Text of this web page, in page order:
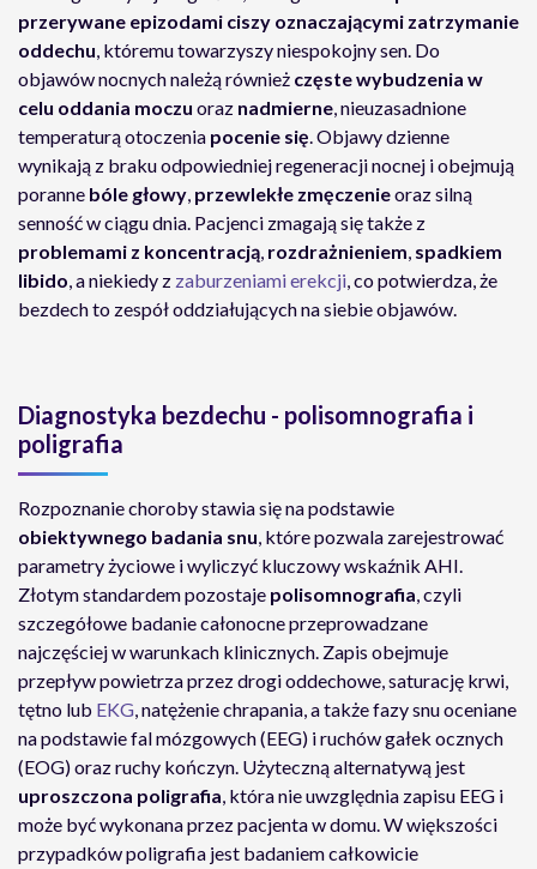
przerywane epizodami ciszy oznaczającymi zatrzymanie
oddechu, któremu towarzyszy niespokojny sen. Do
objawów nocnych należą również częste wybudzenia w
celu oddania moczu oraz nadmierne, nieuzasadnione
temperaturą otoczenia pocenie się. Objawy dzienne
wynikają z braku odpowiedniej regeneracji nocnej i obejmują
poranne bóle głowy, przewlekłe zmęczenieoraz silną
senność w ciągu dnia. Pacjenci zmagają się także z
problemami z koncentracją, rozdrażnieniem, spadkiem
libido, a niekiedy z zaburzeniami erekcji, co potwierdza, że
bezdech to zespół oddziałujących na siebie objawów.
Diagnostyka bezdechu - polisomnografia i
poligrafia
Rozpoznanie choroby stawia się na podstawie
obiektywnego badania snu, które pozwala zarejestrować
parametry życiowe i wyliczyć kluczowy wskaźnik AHI.
Złotym standardem pozostaje polisomnografia, czyli
szczegółowe badanie całonocne przeprowadzane
najczęściej w warunkach klinicznych. Zapis obejmuje
przepływ powietrza przez drogi oddechowe, saturację krwi,
tętno lub EKG, natężenie chrapania, a także fazy snu oceniane
na podstawie fal mózgowych (EEG) i ruchów gałek ocznych
(EOG) oraz ruchy kończyn. Użyteczną alternatywą jest
uproszczona poligrafia, która nie uwzględnia zapisu EEG i
może być wykonana przez pacjenta w domu. W większości
przypadków poligrafia jest badaniem całkowicie